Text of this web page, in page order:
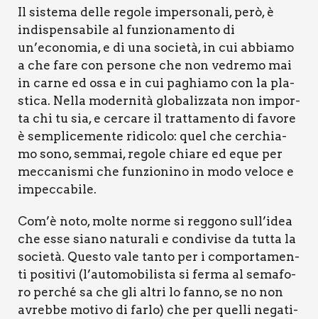
Il siste­ma del­le rego­le imper­so­na­li, però, è
indi­spen­sa­bi­le al fun­zio­na­men­to di
un’economia, e di una socie­tà, in cui abbia­mo
a che fare con per­so­ne che non vedre­mo mai
in car­ne ed ossa e in cui paghia­mo con la pla­
sti­ca. Nel­la moder­ni­tà glo­ba­liz­za­ta non impor­
ta chi tu sia, e cer­ca­re il trat­ta­men­to di favo­re
è sem­pli­ce­men­te ridi­co­lo: quel che cer­chia­
mo sono, sem­mai, rego­le chia­re ed eque per
mec­ca­ni­smi che fun­zio­ni­no in modo velo­ce e
impec­ca­bi­le.
Com’è noto, mol­te nor­me si reg­go­no sull’idea
che esse sia­no natu­ra­li e con­di­vi­se da tut­ta la
socie­tà. Que­sto vale tan­to per i com­por­ta­men­
ti posi­ti­vi (l’automobilista si fer­ma al sema­fo­
ro per­ché sa che gli altri lo fan­no, se no non
avreb­be moti­vo di far­lo) che per quel­li nega­ti­